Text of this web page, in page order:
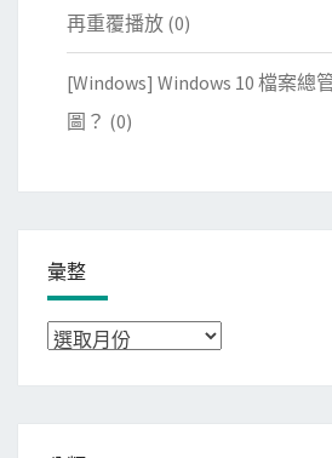
再重覆播放 (0)
[Windows] Windows 10 檔案總
圖？ (0)
彙整
彙